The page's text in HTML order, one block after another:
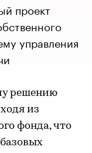
проект
управления
решению
из
фонда, что